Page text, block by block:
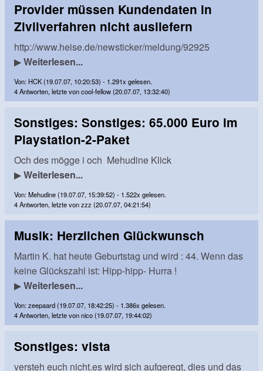
Provider müssen Kundendaten in
Zivilverfahren nicht ausliefern
http://www.heise.de/newsticker/meldung/92925
▶Weiterlesen...
Von: HCK (19.07.07, 10:20:53) - 1.291x gelesen.
4 Antworten, letzte von cool-fellow (20.07.07, 13:32:40)
Sonstiges: Sonstiges: 65.000 Euro im
Playstation-2-Paket
Och des mögge i och Mehudine Klick
▶Weiterlesen...
Von: Mehudine (19.07.07, 15:39:52) - 1.522x gelesen.
4 Antworten, letzte von zzz (20.07.07, 04:21:54)
Musik: Herzlichen Glückwunsch
Martin K. hat heute Geburtstag und wird : 44. Wenn das
keine Glückszahl ist: Hipp-hipp- Hurra !
▶Weiterlesen...
Von: zeepaard (19.07.07, 18:42:25) - 1.386x gelesen.
4 Antworten, letzte von nico (19.07.07, 19:44:02)
Sonstiges: vista
versteh euch nicht.es wird sich aufgeregt, dies und das